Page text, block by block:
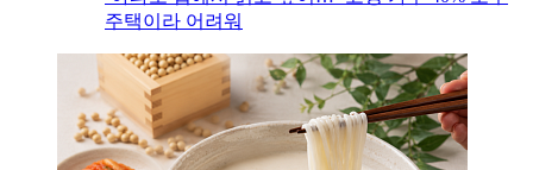
주택이라 어려워